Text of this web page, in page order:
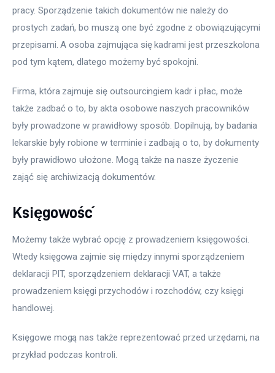
pracy. Sporządzenie takich dokumentów nie należy do
prostych zadań, bo muszą one być zgodne z obowiązującymi
przepisami. A osoba zajmująca się kadrami jest przeszkolona
pod tym kątem, dlatego możemy być spokojni.
Firma, która zajmuje się outsourcingiem kadr i płac, może
także zadbać o to, by akta osobowe naszych pracowników
były prowadzone w prawidłowy sposób. Dopilnują, by badania
lekarskie były robione w terminie i zadbają o to, by dokumenty
były prawidłowo ułożone. Mogą także na nasze życzenie
zająć się archiwizacją dokumentów.
Księgowość
Możemy także wybrać opcję z prowadzeniem księgowości.
Wtedy księgowa zajmie się między innymi sporządzeniem
deklaracji PIT, sporządzeniem deklaracji VAT, a także
prowadzeniem księgi przychodów i rozchodów, czy księgi
handlowej.
Księgowe mogą nas także reprezentować przed urzędami, na
przykład podczas kontroli.